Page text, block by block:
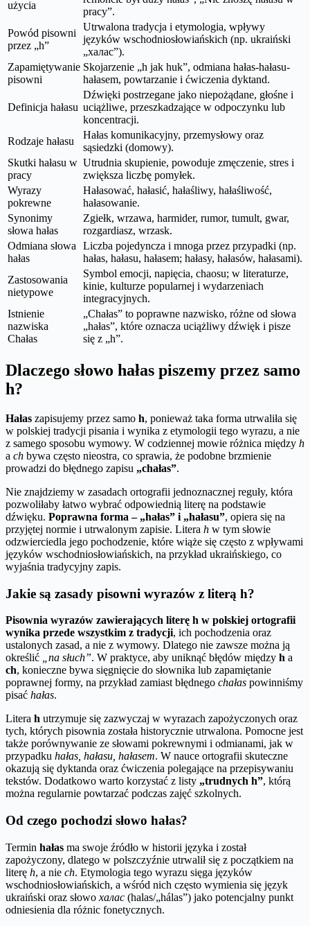
użycia
pracy”.
Powód pisowni
przez „h”
Utrwalona tradycja i etymologia, wpływy
języków wschodniosłowiańskich (np. ukraiński
„халас”).
Zapamiętywanie
pisowni
Skojarzenie „h jak huk”, odmiana hałas-hałasu-
hałasem, powtarzanie i ćwiczenia dyktand.
Definicja hałasu
Dźwięki postrzegane jako niepożądane, głośne i
uciążliwe, przeszkadzające w odpoczynku lub
koncentracji.
Rodzaje hałasu
Hałas komunikacyjny, przemysłowy oraz
sąsiedzki (domowy).
Skutki hałasu w
pracy
Utrudnia skupienie, powoduje zmęczenie, stres i
zwiększa liczbę pomyłek.
Wyrazy
pokrewne
Hałasować, hałasić, hałaśliwy, hałaśliwość,
hałasowanie.
Synonimy
słowa hałas
Zgiełk, wrzawa, harmider, rumor, tumult, gwar,
rozgardiasz, wrzask.
Odmiana słowa
hałas
Liczba pojedyncza i mnoga przez przypadki (np.
hałas, hałasu, hałasem; hałasy, hałasów, hałasami).
Zastosowania
nietypowe
Symbol emocji, napięcia, chaosu; w literaturze,
kinie, kulturze popularnej i wydarzeniach
integracyjnych.
Istnienie
nazwiska
Chałas
„Chałas” to poprawne nazwisko, różne od słowa
„hałas”, które oznacza uciążliwy dźwięk i pisze
się z „h”.
Dlaczego słowo hałas piszemy przez samo
h?
Hałas zapisujemy przez samo h, ponieważ taka forma utrwaliła się
w polskiej tradycji pisania i wynika z etymologii tego wyrazu, a nie
z samego sposobu wymowy. W codziennej mowie różnica między h
a ch bywa często nieostra, co sprawia, że podobne brzmienie
prowadzi do błędnego zapisu „chałas”.
Nie znajdziemy w zasadach ortografii jednoznacznej reguły, która
pozwoliłaby łatwo wybrać odpowiednią literę na podstawie
dźwięku. Poprawna forma – „hałas” i „hałasu”, opiera się na
przyjętej normie i utrwalonym zapisie. Litera h w tym słowie
odzwierciedla jego pochodzenie, które wiąże się często z wpływami
języków wschodniosłowiańskich, na przykład ukraińskiego, co
wyjaśnia tradycyjny zapis.
Jakie są zasady pisowni wyrazów z literą h?
Pisownia wyrazów zawierających literę h w polskiej ortografii
wynika przede wszystkim z tradycji, ich pochodzenia oraz
ustalonych zasad, a nie z wymowy. Dlatego nie zawsze można ją
określić
„na słuch”. W praktyce, aby uniknąć błędów między h a
ch, konieczne bywa sięgnięcie do słownika lub zapamiętanie
poprawnej formy, na przykład zamiast błędnego chałas powinniśmy
pisać hałas.
Litera h utrzymuje się zazwyczaj w wyrazach zapożyczonych oraz
tych, których pisownia została historycznie utrwalona. Pomocne jest
także porównywanie ze słowami pokrewnymi i odmianami, jak w
przypadku hałas, hałasu, hałasem. W nauce ortografii skuteczne
okazują się dyktanda oraz ćwiczenia polegające na przepisywaniu
tekstów. Dodatkowo warto korzystać z listy „trudnych h”, którą
można regularnie powtarzać podczas zajęć szkolnych.
Od czego pochodzi słowo hałas?
Termin hałas ma swoje źródło w historii języka i został
zapożyczony, dlatego w polszczyźnie utrwalił się z początkiem na
literę h, a nie ch. Etymologia tego wyrazu sięga języków
wschodniosłowiańskich, a wśród nich często wymienia się język
ukraiński oraz słowo халас (halas/„hálas”) jako potencjalny punkt
odniesienia dla różnic fonetycznych.